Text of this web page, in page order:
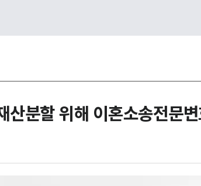
분할 위해 이혼소송전문